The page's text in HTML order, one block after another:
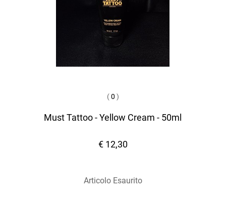
(0 )
Must Tattoo - Yellow Cream - 50ml
€ 12,30
Articolo Esaurito